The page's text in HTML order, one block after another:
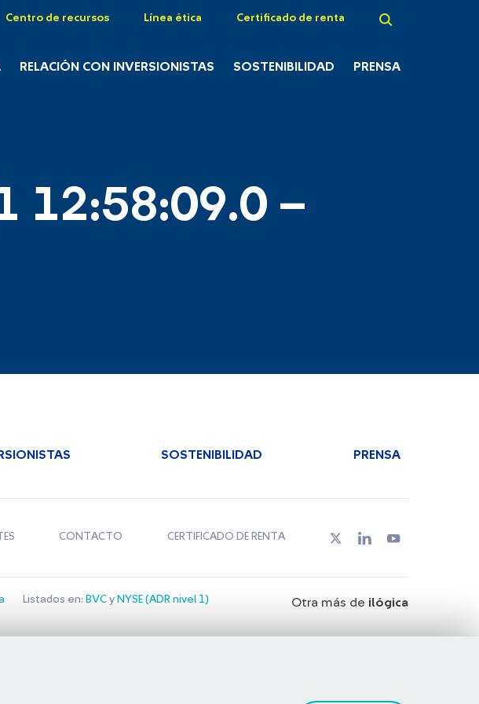
Centro de recursos Línea ética Certificado de renta
RELACIÓN CON INVERSIONISTAS SOSTENIBILIDAD PRENSA
12:58:09.0 –
SOSTENIBILIDAD PRENSA
CONTACTO CERTIFICADO DE RENTA
Listados en: BVCy NYSE (ADR nivel 1) Otra más de ilógica